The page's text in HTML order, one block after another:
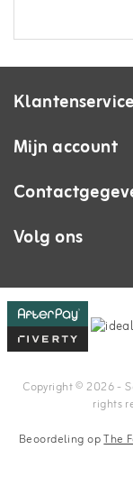
Klantenservice
Mijn account
Volg ons
Copyright © 2026 -
rights
Beoordeling opThe